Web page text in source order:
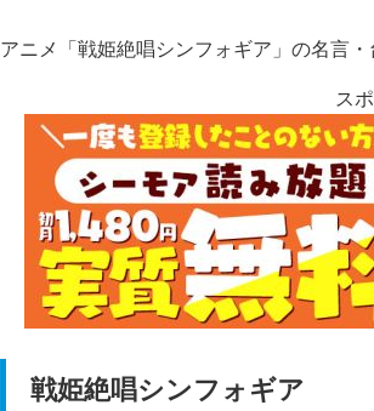
アニメ「戦姫絶唱シンフォギア」の名言・
ス
戦姫絶唱シンフォギア